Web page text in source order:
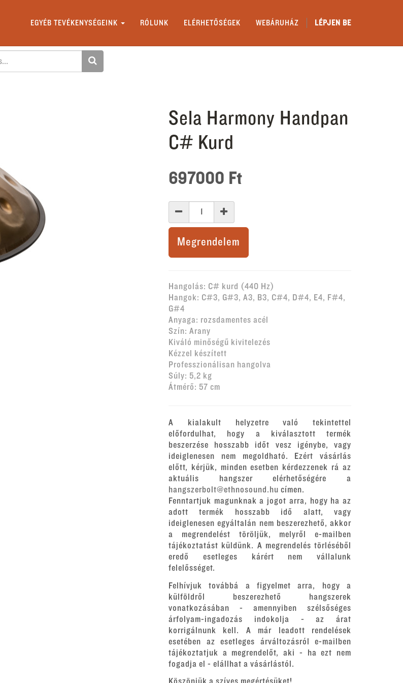
EGYÉB TEVÉKENYSÉGEINK RÓLUNK ELÉRHETŐSÉGEK WEBÁRUHÁZ LÉPJEN BE
Sela Harmony Handpan
C# Kurd
697000 Ft
Megrendelem
Hangolás: C# kurd (440 Hz)
Hangok: C#3, G#3, A3, B3, C#4, D#4, E4, F#4,
G#4
Anyaga: rozsdamentes acél
Szín: Arany
Kiváló minőségű kivitelezés
Kézzel készített
Professzionálisan hangolva
Súly: 5,2 kg
Átmérő: 57 cm
A kialakult helyzetre való tekintettel
előfordulhat, hogy a kiválasztott termék
beszerzése hosszabb időt vesz igénybe, vagy
ideiglenesen nem megoldható. Ezért vásárlás
előtt, kérjük, minden esetben kérdezzenek rá az
aktuális hangszer elérhetőségére a
hangszerbolt@ethnosound.hu címen.
Fenntartjuk magunknak a jogot arra, hogy ha az
adott termék hosszabb idő alatt, vagy
ideiglenesen egyáltalán nem beszerezhető, akkor
a megrendelést töröljük, melyről e-mailben
tájékoztatást küldünk. A megrendelés törléséből
eredő esetleges kárért nem vállalunk
felelősséget.
Felhívjuk továbbá a figyelmet arra, hogy a
külföldről beszerezhető hangszerek
vonatkozásában - amennyiben szélsőséges
árfolyam-ingadozás indokolja - az árat
korrigálnunk kell. A már leadott rendelések
esetében az esetleges árváltozásról e-mailben
tájékoztatjuk a megrendelőt, aki - ha ezt nem
fogadja el - elállhat a vásárlástól.